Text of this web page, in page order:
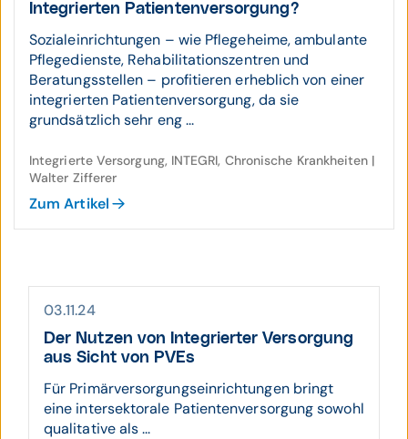
Inte­grierten Patien­ten­ver­sor­gung?
Sozialeinrichtungen – wie Pflegeheime, ambulante
Pflegedienste, Rehabilitationszentren und
Beratungsstellen – profitieren erheblich von einer
integrierten Patientenversorgung, da sie
grundsätzlich sehr eng ...
Integrierte Versorgung, INTEGRI, Chronische Krankheiten |
Walter Zifferer
Zum Artikel
03.11.24
Der Nutzen von Inte­grierter Ver­sor­gung
aus Sicht von PVEs
Für Primärversorgungseinrichtungen bringt
eine intersektorale Patientenversorgung sowohl
qualitative als ...